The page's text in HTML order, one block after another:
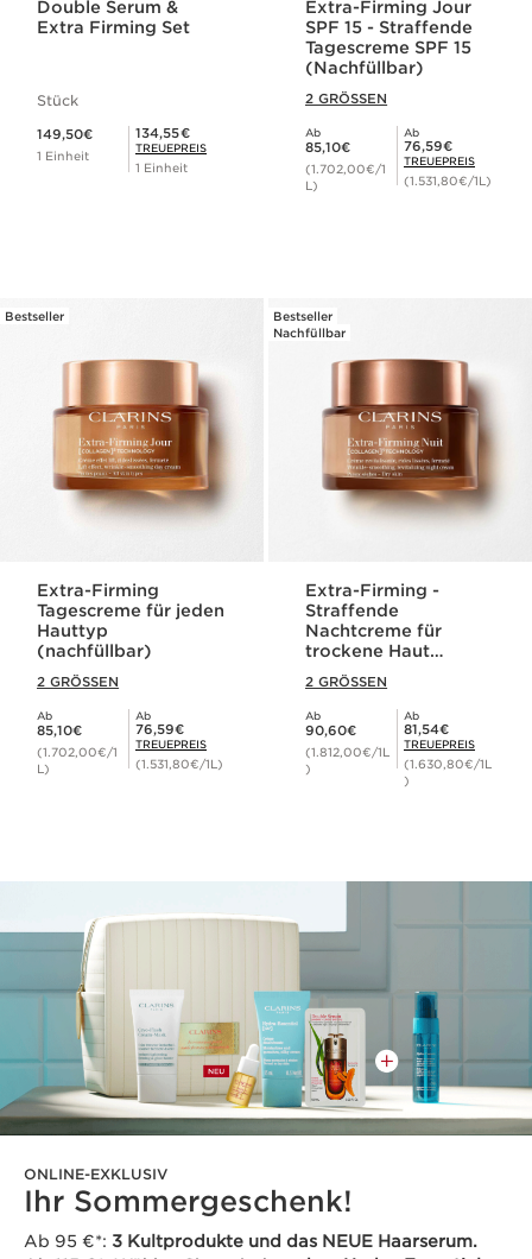
Double Serum &
Extra Firming Set
Stück
149,50€
1 Einheit
Mitgliederpreis 134,55€
134,55€
TREUEPREIS
1 Einheit
Extra-Firming Jour
SPF 15 - Straffende
Tagescreme SPF 15
(Nachfüllbar)
2 GRÖSSEN
Ab
Aktueller Preis 85,10€
85,10€
(1.702,00€/1
L)
Ab
Mitgliederpreis 76,59€
76,59€
TREUEPREIS
(1.531,80€/1L)
Bestseller
Extra-Firming
Tagescreme für jeden
Hauttyp
(nachfüllbar)
2 GRÖSSEN
Ab
Aktueller Preis 85,10€
85,10€
(1.702,00€/1
L)
Ab
Mitgliederpreis 76,59€
76,59€
TREUEPREIS
(1.531,80€/1L)
Bestseller
Nachfüllbar
Extra-Firming -
Straffende
Nachtcreme für
trockene Haut
(nachfüllbar)
2 GRÖSSEN
Ab
Aktueller Preis 90,60€
90,60€
(1.812,00€/1L
)
Ab
Mitgliederpreis 81,54€
81,54€
TREUEPREIS
(1.630,80€/1L
)
ONLINE-EXKLUSIV
Ihr Sommergeschenk!
Ab 95 €*: 3 Kultprodukte und das NEUE Haarserum.